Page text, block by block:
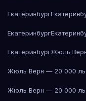
Екатеринбург
Екатеринбург
ЕкатеринбургЖюль
Жюль Верн — 20 000
Жюль Верн — 20 000